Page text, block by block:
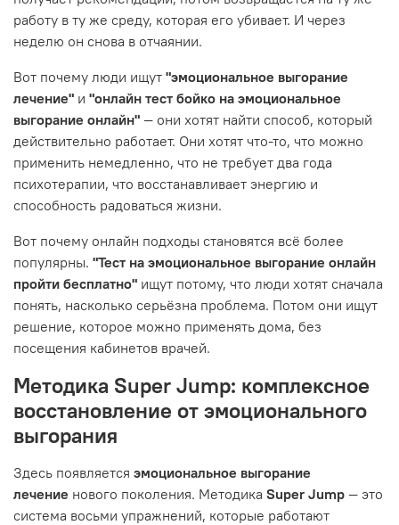
работу в ту же среду, которая его убивает. И через
неделю он снова в отчаянии.
Вот почему люди ищут "эмоциональное выгорание
лечение" и "онлайн тест бойко на эмоциональное
выгорание онлайн" — они хотят найти способ, который
действительно работает. Они хотят что-то, что можно
применить немедленно, что не требует два года
психотерапии, что восстанавливает энергию и
способность радоваться жизни.
Вот почему онлайн подходы становятся всё более
популярны. "Тест на эмоциональное выгорание онлайн
пройти бесплатно" ищут потому, что люди хотят сначала
понять, насколько серьёзна проблема. Потом они ищут
решение, которое можно применять дома, без
посещения кабинетов врачей.
Методика Super Jump: комплексное
восстановление от эмоционального
выгорания
Здесь появляется эмоциональное выгорание
лечение нового поколения. Методика Super Jump — это
система восьми упражнений, которые работают